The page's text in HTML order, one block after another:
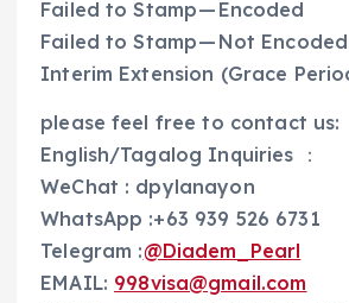
Failed to Stamp — Encoded
Failed to Stamp — Not Encoded
Interim Extension (Grace
please feel free to contact us:
English/Tagalog Inquiries ：
WeChat : dpylanayon
WhatsApp :+63 939 526 6731
Telegram :@Diadem_Pearl
EMAIL: 998visa@gmail.com